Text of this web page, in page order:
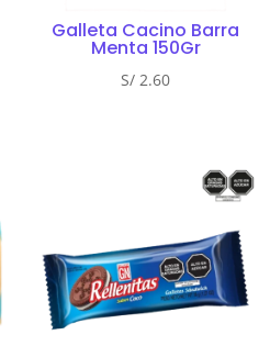
Galleta Cacino Barra
Menta 150Gr
S/ 2.60